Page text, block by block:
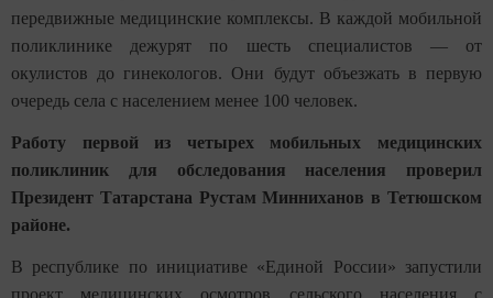
передвижные медицинские комплексы. В каждой мобильной
поликлинике дежурят по шесть специалистов — от
окулистов до гинекологов. Они будут объезжать в первую
очередь села с населением менее 100 человек.
Работу первой из четырех мобильных медицинских
поликлиник для обследования населения проверил
Президент Татарстана Рустам Минниханов в Тетюшском
районе.
В республике по инициативе «Единой России» запустили